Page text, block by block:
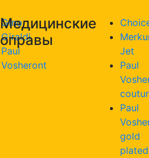
Gino
Giraldi
Paul
Vosheront
Медицинские
оправы
Jet
Paul
Paul
gold
plated